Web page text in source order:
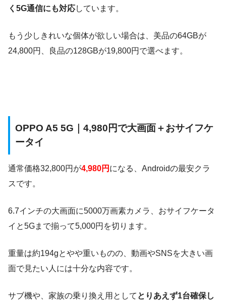
く5G通信にも対応しています。
もう少しきれいな個体が欲しい場合は、美品の64GBが
24,800円、良品の128GBが19,800円で選べます。
OPPO A5 5G｜4,980円で大画面＋おサイフケ
ータイ
通常価格32,800円が4,980円 になる、Androidの最安クラ
スです。
6.7インチの大画面に5000万画素カメラ、おサイフケータ
イと5Gまで揃って5,000円を切ります。
重量は約194gとやや重いものの、動画やSNSを大きい画
面で見たい人には十分な内容です。
サブ機や、家族の乗り換え用として とりあえず1台確保し